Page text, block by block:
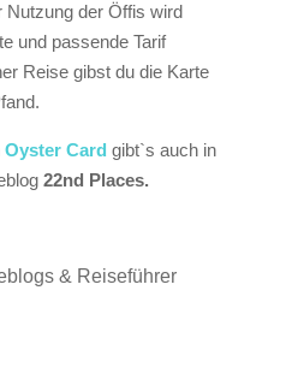
Nutzung der Öffis wird
und passende Tarif
Reise gibst du die Karte
Oyster Card gibt`s auch in
22nd Places.
& Reiseführer